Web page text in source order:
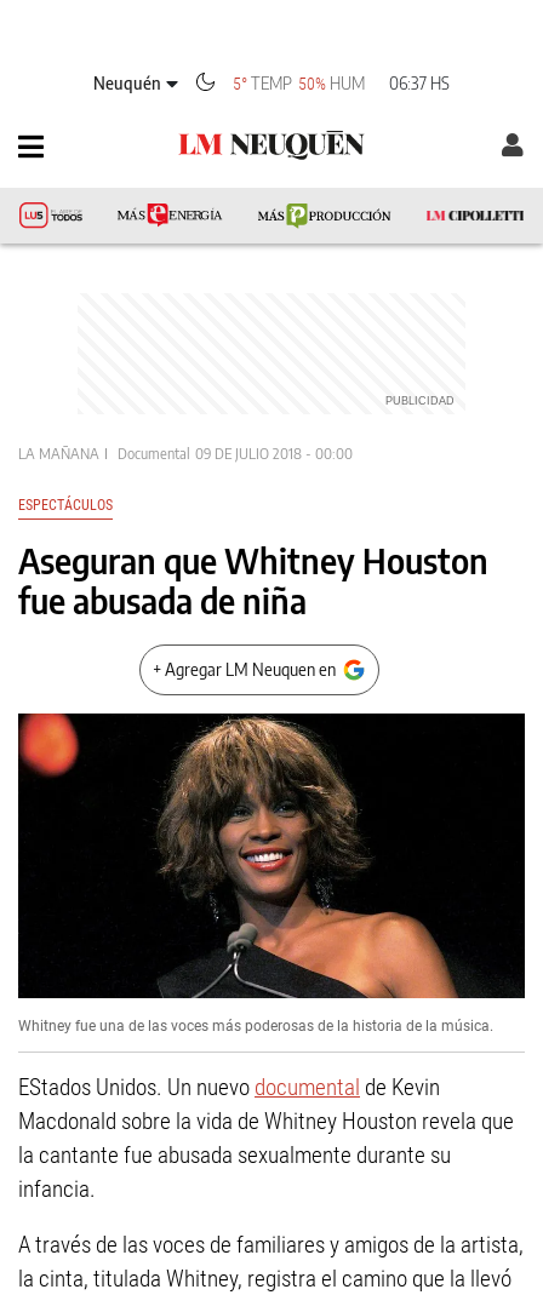
Neuquén 5°TEMP 50% HUM 06:37 HS
LA MAÑANA Documental 09 DE JULIO 2018 - 00:00
ESPECTÁCULOS
Aseguran que Whitney Houston
fue abusada de niña
+ Agregar LM Neuquen en
Whitney fue una de las voces más poderosas de la historia de la música.
EStados Unidos. Un nuevo documental de Kevin
Macdonald sobre la vida de Whitney Houston revela que
la cantante fue abusada sexualmente durante su
infancia.
A través de las voces de familiares y amigos de la artista,
la cinta, titulada Whitney, registra el camino que la llevó